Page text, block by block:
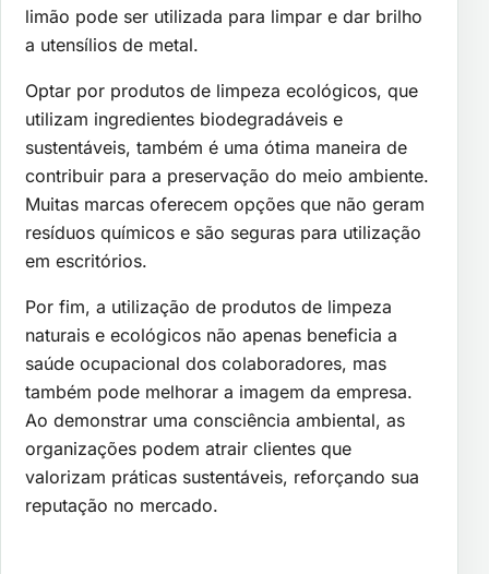
limão pode ser utilizada para limpar e dar brilho
a utensílios de metal.
Optar por produtos de limpeza ecológicos, que
utilizam ingredientes biodegradáveis e
sustentáveis, também é uma ótima maneira de
contribuir para a preservação do meio ambiente.
Muitas marcas oferecem opções que não geram
resíduos químicos e são seguras para utilização
em escritórios.
Por fim, a utilização de produtos de limpeza
naturais e ecológicos não apenas beneficia a
saúde ocupacional dos colaboradores, mas
também pode melhorar a imagem da empresa.
Ao demonstrar uma consciência ambiental, as
organizações podem atrair clientes que
valorizam práticas sustentáveis, reforçando sua
reputação no mercado.